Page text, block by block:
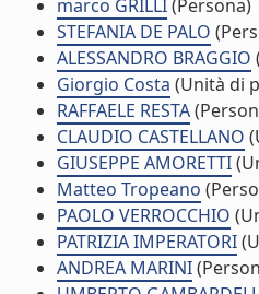
marco GRILLI(Persona)
STEFANIA DE PALO
ALESSANDRO BRAGGIO
Giorgio Costa (Unità di
RAFFAELE RESTA
CLAUDIO CASTELLANO
GIUSEPPE AMORETTI
Matteo Tropeano
PAOLO VERROCCHIO
PATRIZIA IMPERATORI
ANDREA MARINI